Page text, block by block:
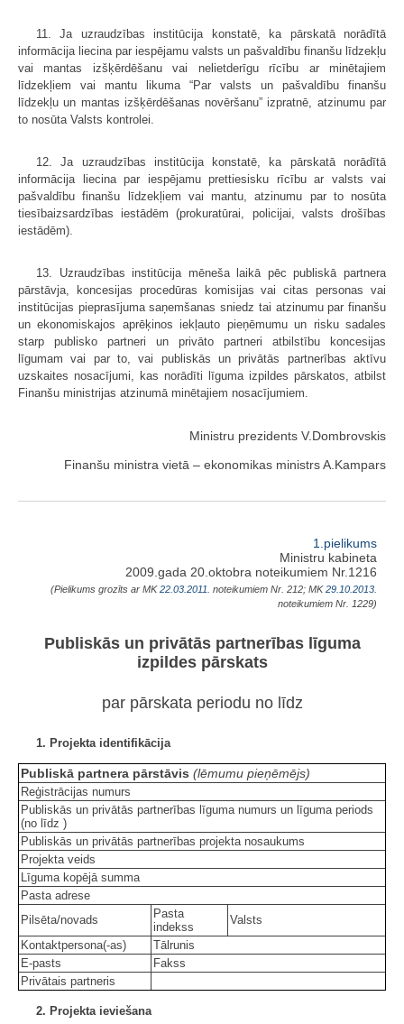
11. Ja uzraudzības institūcija konstatē, ka pārskatā norādītā
informācija liecina par iespējamu valsts un pašvaldību finanšu līdzekļu
vai mantas izšķērdēšanu vai nelietderīgu rīcību ar minētajiem
līdzekļiem vai mantu likuma “Par valsts un pašvaldību finanšu
līdzekļu un mantas izšķērdēšanas novēršanu” izpratnē, atzinumu par
to nosūta Valsts kontrolei.
12. Ja uzraudzības institūcija konstatē, ka pārskatā norādītā
informācija liecina par iespējamu prettiesisku rīcību ar valsts vai
pašvaldību finanšu līdzekļiem vai mantu, atzinumu par to nosūta
tiesībaizsardzības iestādēm (prokuratūrai, policijai, valsts drošības
iestādēm).
13. Uzraudzības institūcija mēneša laikā pēc publiskā partnera
pārstāvja, koncesijas procedūras komisijas vai citas personas vai
institūcijas pieprasījuma saņemšanas sniedz tai atzinumu par finanšu
un ekonomiskajos aprēķinos iekļauto pieņēmumu un risku sadales
starp publisko partneri un privāto partneri atbilstību koncesijas
līgumam vai par to, vai publiskās un privātās partnerības aktīvu
uzskaites nosacījumi, kas norādīti līguma izpildes pārskatos, atbilst
Finanšu ministrijas atzinumā minētajiem nosacījumiem.
Ministru prezidents V.Dombrovskis
Finanšu ministra vietā – ekonomikas ministrs A.Kampars
1.pielikums
Ministru kabineta
2009.gada 20.oktobra noteikumiem Nr.1216
(Pielikums grozīts ar MK22.03.2011. noteikumiem Nr. 212; MK29.10.2013.
noteikumiem Nr. 1229)
Publiskās un privātās partnerības līguma
izpildes pārskats
par pārskata periodu no līdz
1. Projekta identifikācija
Publiskā partnera pārstāvis (lēmumu pieņēmējs)
Reģistrācijas numurs
Publiskās un privātās partnerības līguma numurs un līguma periods
(no līdz )
Publiskās un privātās partnerības projekta nosaukums
Projekta veids
Līguma kopējā summa
Pasta adrese
Pilsēta/novads
Pasta
indekss
Valsts
Kontaktpersona(-as)
Tālrunis
E-pasts
Fakss
Privātais partneris
2. Projekta ieviešana